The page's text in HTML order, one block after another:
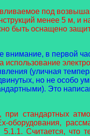
под
менее 5 м, и
быть оснащено
внимание, в первой
использование
(уличная
но не особо
Это
стандартных
оборудования,
Считается, что